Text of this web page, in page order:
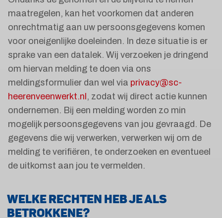
maatregelen, kan het voorkomen dat anderen
onrechtmatig aan uw persoonsgegevens komen
voor oneigenlijke doeleinden. In deze situatie is er
sprake van een datalek. Wij verzoeken je dringend
om hiervan melding te doen via ons
meldingsformulier dan wel via privacy@sc-
heerenveenwerkt.nl , zodat wij direct actie kunnen
ondernemen. Bij een melding worden zo min
mogelijk persoonsgegevens van jou gevraagd. De
gegevens die wij verwerken, verwerken wij om de
melding te verifiëren, te onderzoeken en eventueel
de uitkomst aan jou te vermelden.
WELKE RECHTEN HEB JE ALS
BETROKKENE?